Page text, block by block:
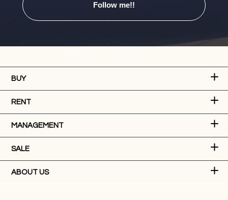
Follow me!!
BUY
RENT
MANAGEMENT
SALE
ABOUT US